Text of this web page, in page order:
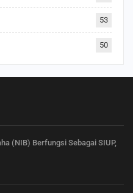
53
50
(NIB) Berfungsi Sebagai SIUP,